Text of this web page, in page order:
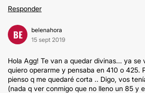
Responder
BE
belenahora
15 sept 2019
Hola Agg! Te van a quedar divinas... ya se
quiero operarme y pensaba en 410 o 425.
pienso q me quedaré corta .. Digo, vos
(nada q ver conmigo que no lleno un 85 y